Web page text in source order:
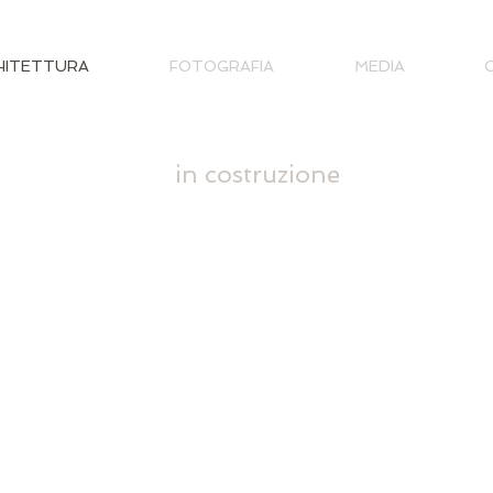
FOTOGRAFIA MEDIA
in costruzione